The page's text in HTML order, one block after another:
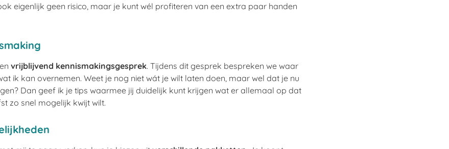
eigenlijk geen risico, maar je kunt wél profiteren van een extra paar handen
vrijblijvend kennismakingsgesprek. Tijdens dit gesprek bespreken we waar
ik kan overnemen. Weet je nog niet wát je wilt laten doen, maar wel dat je nu
Dan geef ik je tips waarmee jij duidelijk kunt krijgen wat er allemaal op dat
zo snel mogelijk kwijt wilt.